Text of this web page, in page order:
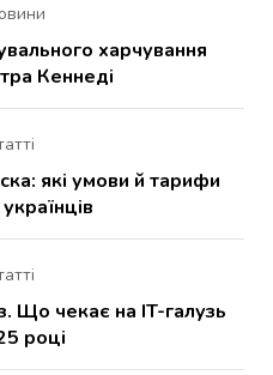
харчування
Кеннеді
які умови й тарифи
Що чекає на IT-галузь
році